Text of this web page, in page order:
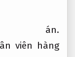
án.